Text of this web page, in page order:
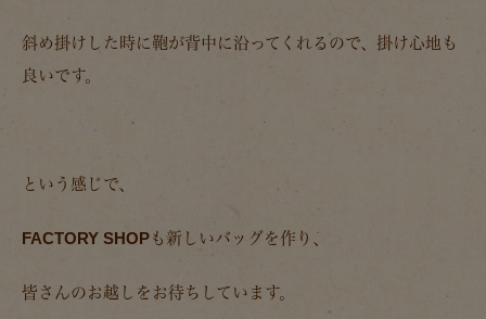
斜め掛けした時に鞄が背中に沿ってくれるので、掛け心地も
良いです。
という感じで、
FACTORY SHOPも新しいバッグを作り、
皆さんのお越しをお待ちしています。